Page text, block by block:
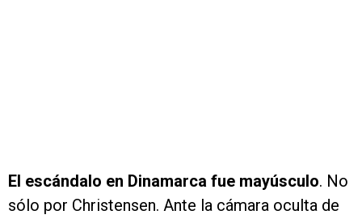
El escándalo en Dinamarca fue mayúsculo. No
sólo por Christensen. Ante la cámara oculta de